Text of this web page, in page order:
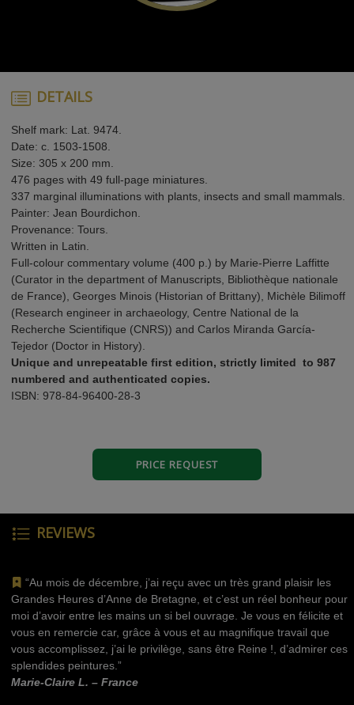
DETAILS
Shelf mark: Lat. 9474.
Date: c. 1503-1508.
Size: 305 x 200 mm.
476 pages with 49 full-page miniatures.
337 marginal illuminations with plants, insects and small mammals.
Painter: Jean Bourdichon.
Provenance: Tours.
Written in Latin.
Full-colour commentary volume (400 p.) by Marie-Pierre Laffitte
(Curator in the department of Manuscripts, Bibliothèque nationale
de France), Georges Minois (Historian of Brittany), Michèle Bilimoff
(Research engineer in archaeology, Centre National de la
Recherche Scientifique (CNRS)) and Carlos Miranda García-
Tejedor (Doctor in History).
Unique and unrepeatable first edition, strictly limited to 987
numbered and authenticated copies.
ISBN: 978-84-96400-28-3
PRICE REQUEST
REVIEWS
“Au mois de décembre, j’ai reçu avec un très grand plaisir les
Grandes Heures d’Anne de Bretagne, et c’est un réel bonheur pour
moi d’avoir entre les mains un si bel ouvrage. Je vous en félicite et
vous en remercie car, grâce à vous et au magnifique travail que
vous accomplissez, j’ai le privilège, sans être Reine !, d’admirer ces
splendides peintures.”
Marie-Claire L. – France